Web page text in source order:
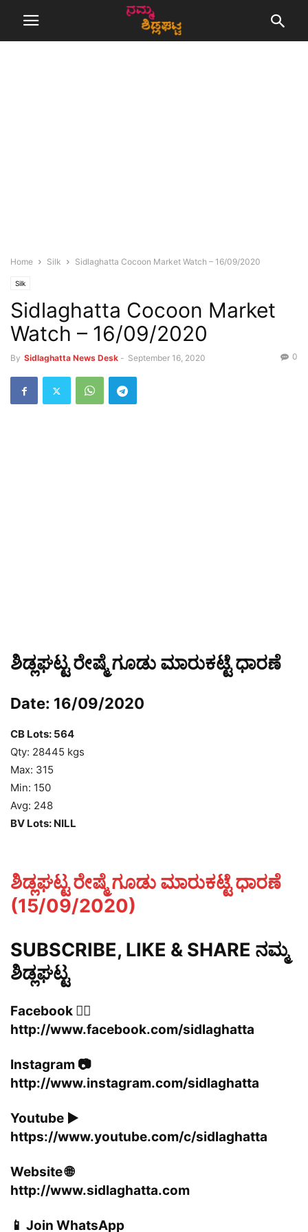
Home Silk Sidlaghatta Cocoon Market Watch – 16/09/2020
Silk
Sidlaghatta Cocoon Market
Watch – 16/09/2020
By Sidlaghatta News Desk - September 16, 2020 0
ಶಿಡ್ಲಘಟ್ಟ ರೇಷ್ಮೆ ಗೂಡು ಮಾರುಕಟ್ಟೆ ಧಾರಣೆ
Date: 16/09/2020
CB Lots: 564
Qty: 28445 kgs
Max: 315
Min: 150
Avg: 248
BV Lots: NILL
ಶಿಡ್ಲಘಟ್ಟ ರೇಷ್ಮೆ ಗೂಡು ಮಾರುಕಟ್ಟೆ ಧಾರಣೆ
(15/09/2020)
SUBSCRIBE, LIKE & SHARE ನಮ್ಮ
ಶಿಡ್ಲಘಟ್ಟ
Facebook 👍🏻
http://www.facebook.com/sidlaghatta
Instagram 📷
http://www.instagram.com/sidlaghatta
Youtube ▶️
https://www.youtube.com/c/sidlaghatta
Website 🌐
http://www.sidlaghatta.com
📱 Join WhatsApp